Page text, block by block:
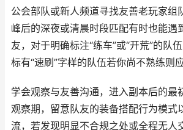
公会部队或新人频道寻找友善老玩家组
峰后的深夜或清晨时段匹配有时也能遇
友，对于明确标注“练车”或“开荒”的队
标有“速刷”字样的队伍若你尚不熟练则
学会观察与友善沟通，进入副本后的最
观察期，留意队友的装备搭配行为模式
流，若发现明显不合规之处或全程无人